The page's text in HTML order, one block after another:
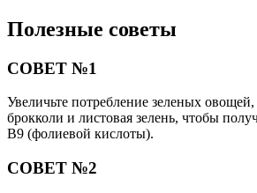
Полезные советы
СОВЕТ №1
Увеличьте потребление зеленых
брокколи и листовая зелень, чтобы
B9 (фолиевой кислоты).
СОВЕТ №2